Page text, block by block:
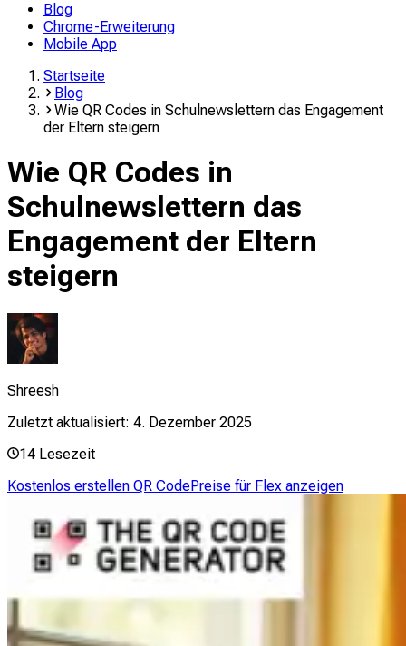
Blog
Chrome-Erweiterung
Mobile App
Startseite
Blog
Wie QR Codes in Schulnewslettern das Engagement
der Eltern steigern
Wie QR Codes in
Schulnewslettern das
Engagement der Eltern
steigern
Shreesh
Zuletzt aktualisiert: 4. Dezember 2025
14 Lesezeit
Kostenlos erstellen QR CodePreise für Flex anzeigen